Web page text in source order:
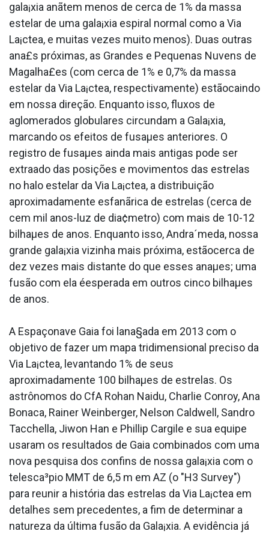
gala¡xia anãtem menos de cerca de 1% da massa
estelar de uma gala¡xia espiral normal como a Via
La¡ctea, e muitas vezes muito menos). Duas outras
ana£s próximas, as Grandes e Pequenas Nuvens de
Magalha£es (com cerca de 1% e 0,7% da massa
estelar da Via La¡ctea, respectivamente) estãocaindo
em nossa direção. Enquanto isso, fluxos de
aglomerados globulares circundam a Gala¡xia,
marcando os efeitos de fusaµes anteriores. O
registro de fusaµes ainda mais antigas pode ser
extraa­do das posições e movimentos das estrelas
no halo estelar da Via La¡ctea, a distribuição
aproximadamente esfanãrica de estrelas (cerca de
cem mil anos-luz de dia¢metro) com mais de 10-12
bilhaµes de anos. Enquanto isso, Andra´meda, nossa
grande gala¡xia vizinha mais próxima, estãocerca de
dez vezes mais distante do que esses anaµes; uma
fusão com ela éesperada em outros cinco bilhaµes
de anos.
A Espaçonave Gaia foi lana§ada em 2013 com o
objetivo de fazer um mapa tridimensional preciso da
Via La¡ctea, levantando 1% de seus
aproximadamente 100 bilhaµes de estrelas. Os
astrônomos do CfA Rohan Naidu, Charlie Conroy, Ana
Bonaca, Rainer Weinberger, Nelson Caldwell, Sandro
Tacchella, Jiwon Han e Phillip Cargile e sua equipe
usaram os resultados de Gaia combinados com uma
nova pesquisa dos confins de nossa gala¡xia com o
telesca³pio MMT de 6,5 m em AZ (o "H3 Survey")
para reunir a história das estrelas da Via La¡ctea em
detalhes sem precedentes, a fim de determinar a
natureza da última fusão da Gala¡xia. A evidência já